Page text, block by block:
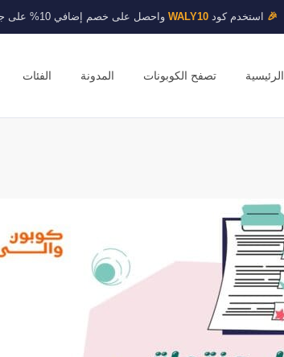
🎉 استخدم كودWALY10 واحصل على خصم إضافي 10% على جميع المتاجر
الرئيسية تصفح الكوبونات المدونة الفئات